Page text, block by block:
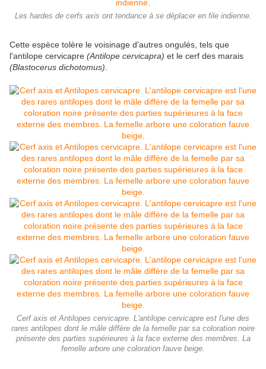
Les hardes de cerfs axis ont tendance à se déplacer en file indienne.
Cette espèce tolère le voisinage d'autres ongulés, tels que
l'antilope cervicapre (Antilope cervicapra) et le cerf des marais
(Blastocerus dichotomus).
Cerf axis et Antilopes cervicapre. L'antilope cervicapre est l'une des
rares antilopes dont le mâle diffère de la femelle par sa coloration noire
présente des parties supérieures à la face externe des membres. La
femelle arbore une coloration fauve beige.